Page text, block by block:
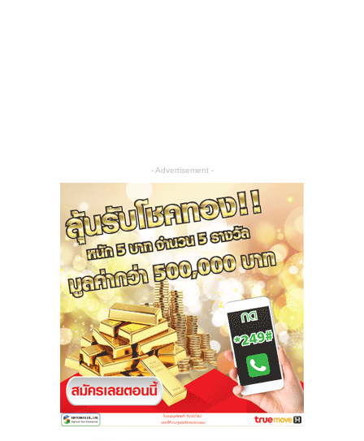
- Advertisement -